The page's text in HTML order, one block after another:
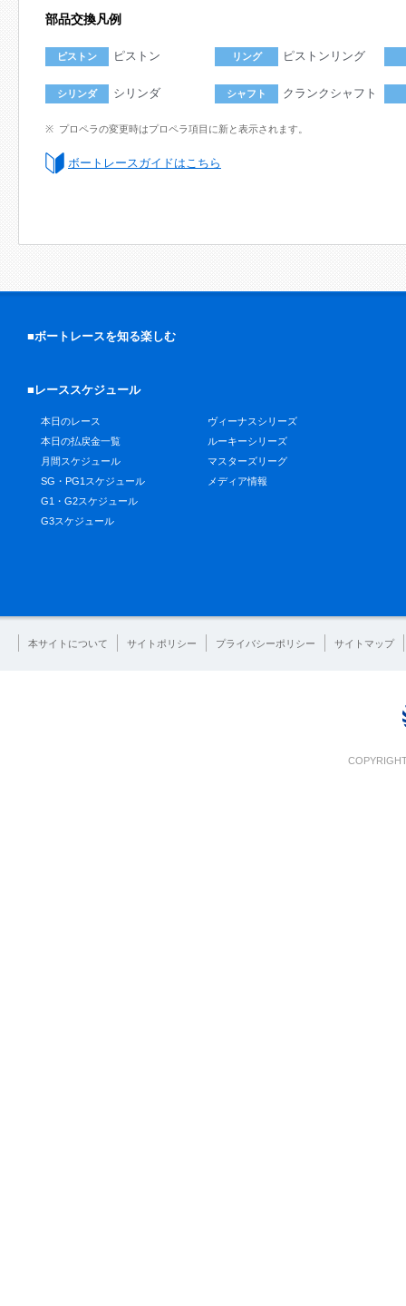
部品交換凡例
ピストン ピストン リング ピストンリング
シリンダ シリンダ シャフト クランクシャフト
プロペラの変更時はプロペラ項目に新と表示されます。
ボートレースガイドはこちら
■ボートレースを知る楽しむ
■レーススケジュール
本日のレース
本日の払戻金一覧
月間スケジュール
SG・PG1スケジュール
G1・G2スケジュール
G3スケジュール
ヴィーナスシリーズ
ルーキーシリーズ
マスターズリーグ
メディア情報
本サイトについて サイトポリシー プライバシーポリシー サイトマップ